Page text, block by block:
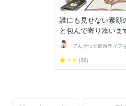
誰にも見せない素顔
と包んで寄り添いま
4.9 (36)